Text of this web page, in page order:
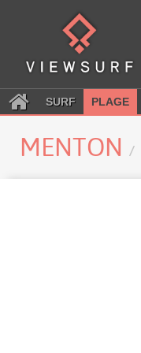
SURF PLAGE
MENTON